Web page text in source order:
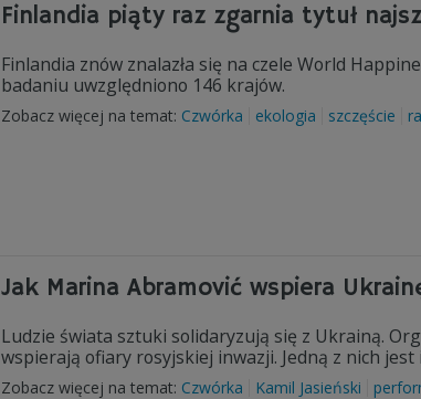
Finlandia piąty raz zgarnia tytuł
Finlandia znów znalazła się na czele World
badaniu uwzględniono 146 krajów.
Zobacz więcej na temat: Czwórka ekologia szczęście
Jak Marina Abramović wspiera
Ludzie świata sztuki solidaryzują się z Ukrainą.
wspierają ofiary rosyjskiej inwazji. Jedną z nich
Zobacz więcej na temat: Czwórka Kamil Jasieński